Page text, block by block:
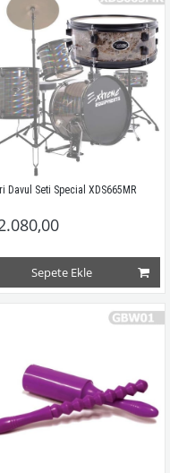
Davul Seti Special XDS665MR
Sepete Ekle